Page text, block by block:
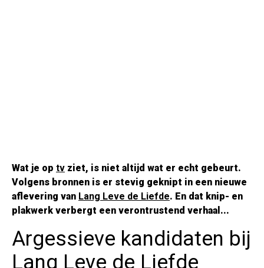
Wat je op tv ziet, is niet altijd wat er echt gebeurt.
Volgens bronnen is er stevig geknipt in een nieuwe
aflevering van Lang Leve de Liefde. En dat knip- en
plakwerk verbergt een verontrustend verhaal...
Argessieve kandidaten bij
Lang Leve de Liefde